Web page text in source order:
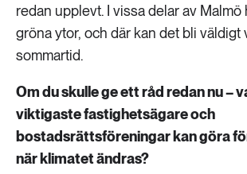
redan upplevt. I vissa delar av Malmö
gröna ytor, och där kan det bli väldigt
sommartid.
Om du skulle ge ett råd redan nu –
viktigaste fastighetsägare och
bostadsrättsföreningar kan göra
när klimatet ändras?